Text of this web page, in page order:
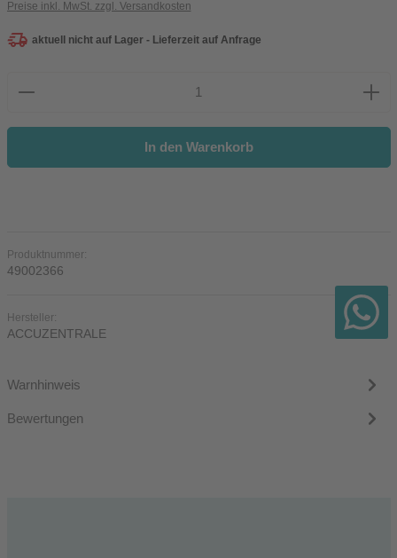
Preise inkl. MwSt. zzgl. Versandkosten
aktuell nicht auf Lager - Lieferzeit auf Anfrage
Produkt Anzahl: Gib den gewünschten Wert ein oder
In den Warenkorb
Produktnummer:
49002366
Hersteller:
ACCUZENTRALE
Warnhinweis
Bewertungen